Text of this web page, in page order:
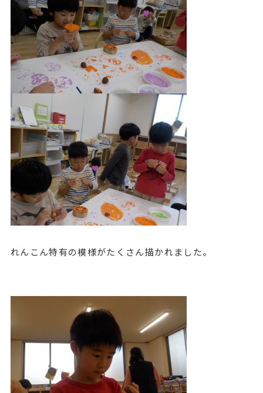
れんこん特有の模様がたくさん描かれました。